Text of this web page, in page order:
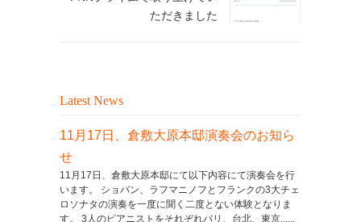
ただきました
Latest News
11月17日、倉敷大原本邸演奏会のお知ら
せ
11月17日、倉敷大原本邸にて以下内容にて演奏会を行
います。 ショパン、ラフマニノフとフランクの3大チェ
ロソナタの演奏を一度に聞く二度とない体験となりま
す。 3人のピアニストをそれぞれパリ、台北、東京......